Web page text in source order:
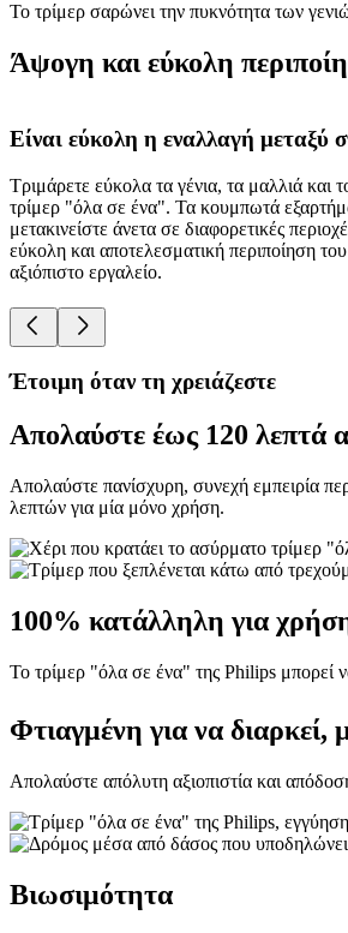
Το τρίμερ σαρώνει την πυκνότητα των
Άψογη και εύκολη
Είναι εύκολη η εναλλαγή μεταξύ
Τριμάρετε εύκολα τα γένια, τα μαλλιά και
τρίμερ "όλα σε ένα". Τα κουμπωτά
μετακινείστε άνετα σε διαφορετικές
εύκολη και αποτελεσματική περιποίηση
αξιόπιστο εργαλείο.
Έτοιμη όταν τη χρειάζεστε
Απολαύστε έως 120 λεπτά
Απολαύστε πανίσχυρη, συνεχή εμπειρία
λεπτών για μία μόνο χρήση.
100% κατάλληλη για
Το τρίμερ "όλα σε ένα" της Philips μπορεί
Φτιαγμένη για να διαρκεί,
Απολαύστε απόλυτη αξιοπιστία και
Βιωσιμότητα